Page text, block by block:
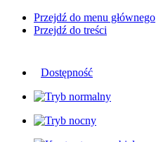
Przejdź do menu głównego
Przejdź do treści
Dostępność